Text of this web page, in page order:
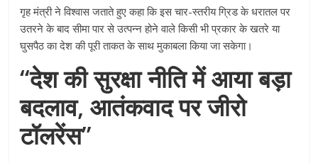
गृह मंत्री ने विश्वास जताते हुए कहा कि इस चार-स्तरीय ग्रिड के धरातल पर
उतरने के बाद सीमा पार से उत्पन्न होने वाले किसी भी प्रकार के खतरे या
घुसपैठ का देश की पूरी ताकत के साथ मुकाबला किया जा सकेगा।
“देश की सुरक्षा नीति में आया बड़ा
बदलाव, आतंकवाद पर जीरो
टॉलरेंस”